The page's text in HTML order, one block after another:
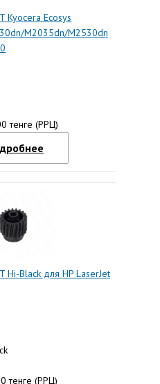
Kyocera Ecosys
M2035dn/M2530dn
тенге (РРЦ)
Black для HP LaserJet
тенге (РРЦ)